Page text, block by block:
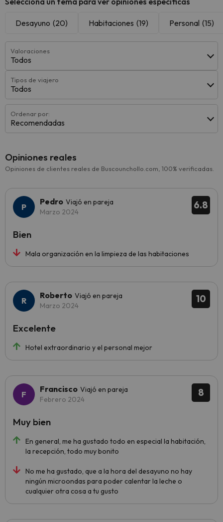
Desayuno (20) Habitaciones (19) Personal (15)
Valoraciones
Todos
Tipos de viajero
Todos
Ordenar por:
Recomendadas
Opiniones reales
Opiniones de clientes reales de Buscounchollo.com, 100% verificadas.
6.8
Pedro Viajó en pareja
Marzo 2024
Mala organización en la limpieza de las habitaciones
Bien
10
Roberto Viajó en pareja
Marzo 2024
Hotel extraordinario y el personal mejor
Excelente
8
Francisco Viajó en pareja
Febrero 2024
En general, me ha gustado todo en especial la habitación,
la recepción, todo muy bonito
No me ha gustado, que a la hora del desayuno no hay
ningún microondas para poder calentar la leche o
cualquier otra cosa a tu gusto
Muy bien